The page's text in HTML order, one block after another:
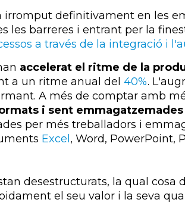
definitivament en les
les barreres i entrant per la
a través de la integració i
accelerat el ritme de la
a un ritme anual del 40%.
A més de comptar amb
i sent emmagatzemades
per més treballadors i
Excel, Word, PowerPoint,
desestructurats, la qual cosa
el seu valor i la seva